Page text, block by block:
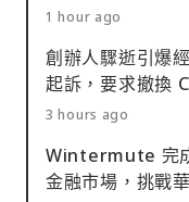
1 hour ago
創辦人驟逝引爆
起訴，要求撤換
3 hours ago
Wintermute 完
金融市場，挑戰